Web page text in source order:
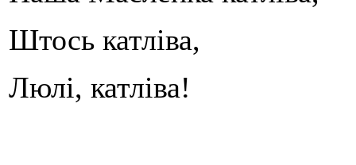
Штось катліва,
Люлі, катліва!